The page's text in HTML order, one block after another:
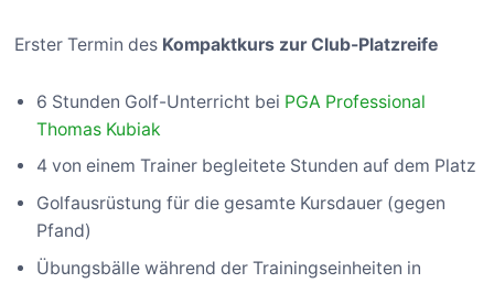
Erster Termin des Kompaktkurs zur Club-Platzreife
6 Stunden Golf-Unterricht bei PGA Professional
Thomas Kubiak
4 von einem Trainer begleitete Stunden auf dem Platz
Golfausrüstung für die gesamte Kursdauer (gegen
Pfand)
Übungsbälle während der Trainingseinheiten in